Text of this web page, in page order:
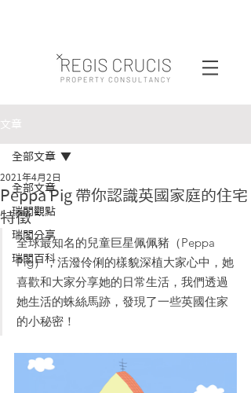
文章
全部文章
瑞閣觀點
瑞閣分享
瑞閣百科
全部文章
Peppa Pig 帶你認識英國家庭的住宅
特徵
2021年4月2日
全球最知名的兒童巨星佩佩豬（Peppa
Pig），活潑伶俐的樣貌深植大家心中，她
喜歡和大家分享她的日常生活，我們透過
她生活的蛛絲馬跡，發現了一些英國住家
的小秘密！